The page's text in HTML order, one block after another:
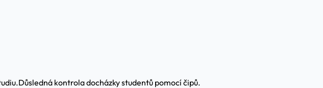
Důsledná kontrola docházky studentů pomocí čipů.